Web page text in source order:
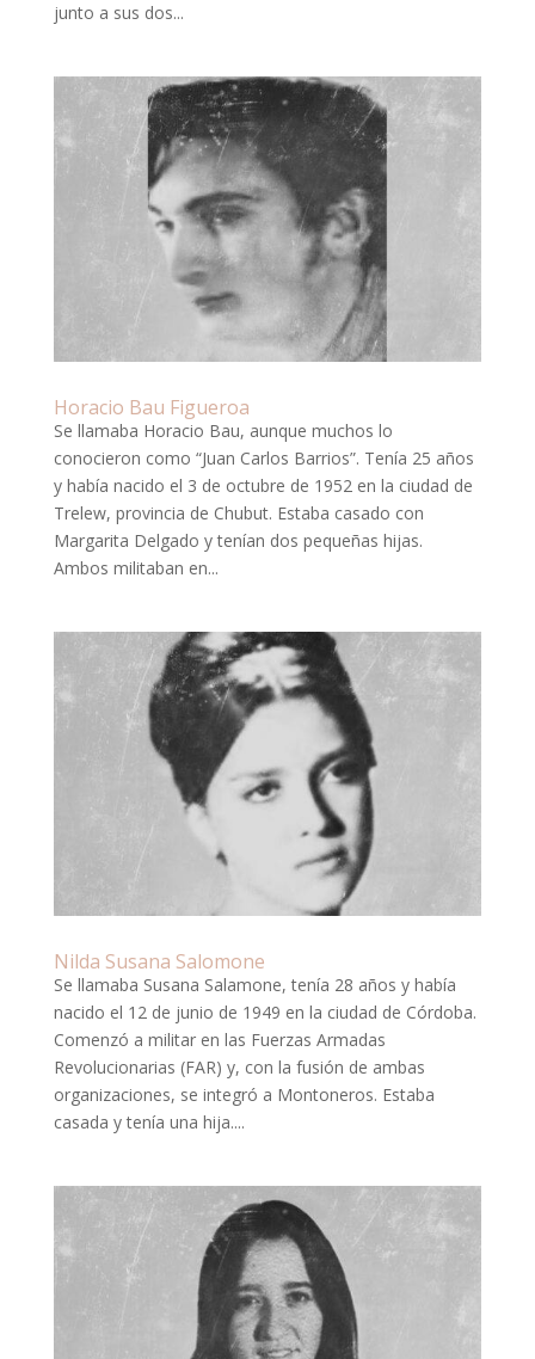
junto a sus dos...
Horacio Bau Figueroa
Se llamaba Horacio Bau, aunque muchos lo
conocieron como “Juan Carlos Barrios”. Tenía 25 años
y había nacido el 3 de octubre de 1952 en la ciudad de
Trelew, provincia de Chubut. Estaba casado con
Margarita Delgado y tenían dos pequeñas hijas.
Ambos militaban en...
Nilda Susana Salomone
Se llamaba Susana Salamone, tenía 28 años y había
nacido el 12 de junio de 1949 en la ciudad de Córdoba.
Comenzó a militar en las Fuerzas Armadas
Revolucionarias (FAR) y, con la fusión de ambas
organizaciones, se integró a Montoneros. Estaba
casada y tenía una hija....